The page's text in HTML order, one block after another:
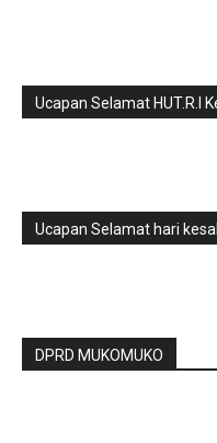
Ucapan Selamat HUT.R.I
Ucapan Selamat hari
DPRD MUKOMUKO